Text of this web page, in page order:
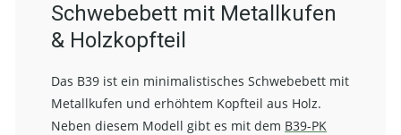
Schwebebett mit Metallkufen
& Holzkopfteil
Das B39 ist ein minimalistisches Schwebebett mit
Metallkufen und erhöhtem Kopfteil aus Holz.
Neben diesem Modell gibt es mit dem B39-PK